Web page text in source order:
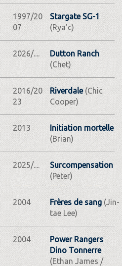
1997/20
07
Stargate SG-1
(Rya'c)
2026/....
Dutton Ranch
(Chet)
2016/20
23
Riverdale(Chic
Cooper)
2013
Initiation mortelle
(Brian)
2025/....
Surcompensation
(Peter)
2004 Frères de sang(Jin-
tae Lee)
2004
Power Rangers
Dino Tonnerre
(Ethan James /